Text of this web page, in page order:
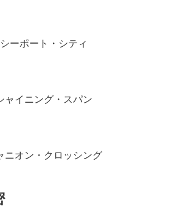
シーポート・シティ
ャイニング・スパン
ニオン・クロッシング